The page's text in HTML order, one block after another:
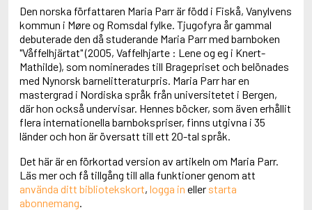
Adolfsson, Evert
Adolfsson, Gunnar
Adolfsson, Josefine
Adolfsson, Maria
Adolphsen, Peter
Den norska författaren Maria Parr är född i Fiskå, Vanylvens
kommun i Møre og Romsdal fylke. Tjugofyra år gammal
debuterade den då studerande Maria Parr med barnboken
"Våffelhjärtat" (2005, Vaffelhjarte : Lene og eg i Knert-
Mathilde), som nominerades till Bragepriset och belönades
med Nynorsk barnelitteraturpris. Maria Parr har en
mastergrad i Nordiska språk från universitetet i Bergen,
där hon också undervisar. Hennes böcker, som även erhållit
flera internationella barnbokspriser, finns utgivna i 35
länder och hon är översatt till ett 20-tal språk.
Det här är en förkortad version av artikeln om Maria Parr.
Läs mer och få tillgång till alla funktioner genom att
använda ditt bibliotekskort, logga in eller starta
abonnemang